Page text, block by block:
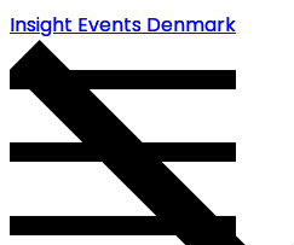
Insight Events Denmark
Insight Events Denmark